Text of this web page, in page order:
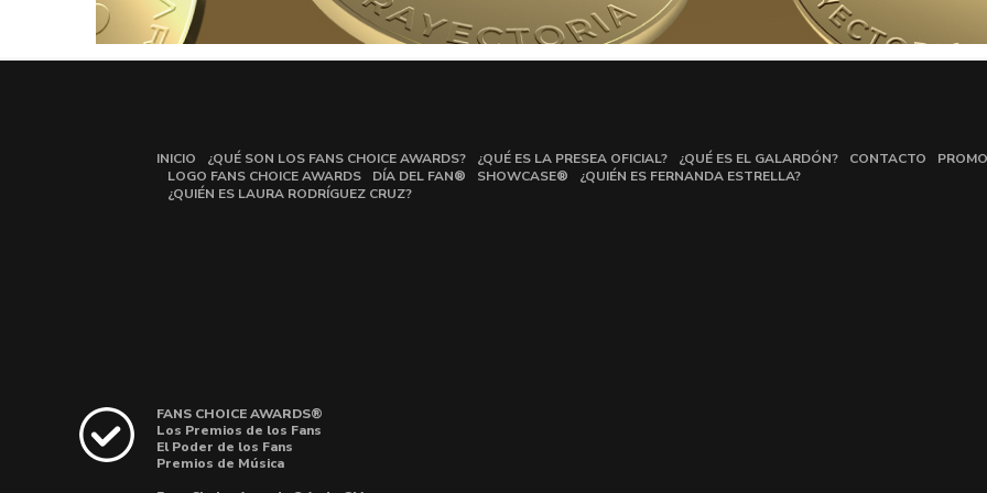
INICIO ¿QUÉ SON LOS FANS CHOICE AWARDS? ¿QUÉ ES LA PRESEA OFICIAL? ¿QUÉ ES EL GALARDÓN? CONTACTO
LOGO FANS CHOICE AWARDS
DÍA DEL FAN® SHOWCASE®
¿QUIÉN ES FERNANDA ESTRELLA?
¿QUIÉN ES LAURA RODRÍGUEZ CRUZ?
FANS CHOICE AWARDS®
Los Premios de los Fans
El Poder de los Fans
Premios de Música